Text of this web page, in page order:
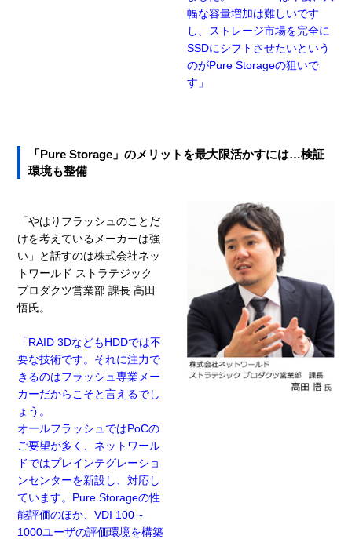
幅な容量増加は難しいです
し、ストレージ市場を完全に
SSDにシフトさせたいという
のがPure Storageの狙いで
す」
「Pure Storage」のメリットを最大限活かすには…検証
環境も整備
「やはりフラッシュのことだ
けを考えているメーカーは強
い」と話すのは株式会社ネッ
トワールド ストラテジック
プロダクツ営業部 課長 高田
悟氏。
「RAID 3DなどもHDDでは不
要な技術です。それに注力で
きるのはフラッシュ専業メー
カーだからこそと言えるでし
ょう。
オールフラッシュではPoCの
ご要望が多く、ネットワール
ドではプレインテグレーショ
ンセンターを新設し、対応し
ています。Pure Storageの性
能評価のほか、VDI 100～
1000ユーザの評価環境を構築